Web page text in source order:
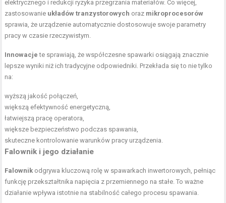
elektrycznego i redukcji ryzyka przegrzania materiałów. Co więcej,
zastosowanie układów tranzystorowych oraz mikroprocesorów
sprawia, że urządzenie automatycznie dostosowuje swoje parametry
pracy w czasie rzeczywistym.
Innowacje te sprawiają, że współczesne spawarki osiągają znacznie
lepsze wyniki niż ich tradycyjne odpowiedniki. Przekłada się to nie tylko
na:
wyższą jakość połączeń,
większą efektywność energetyczną,
łatwiejszą pracę operatora,
większe bezpieczeństwo podczas spawania,
skuteczne kontrolowanie warunków pracy urządzenia.
Falownik i jego działanie
Falownik odgrywa kluczową rolę w spawarkach inwertorowych, pełniąc
funkcję przekształtnika napięcia z przemiennego na stałe. To ważne
działanie wpływa istotnie na stabilność całego procesu spawania.